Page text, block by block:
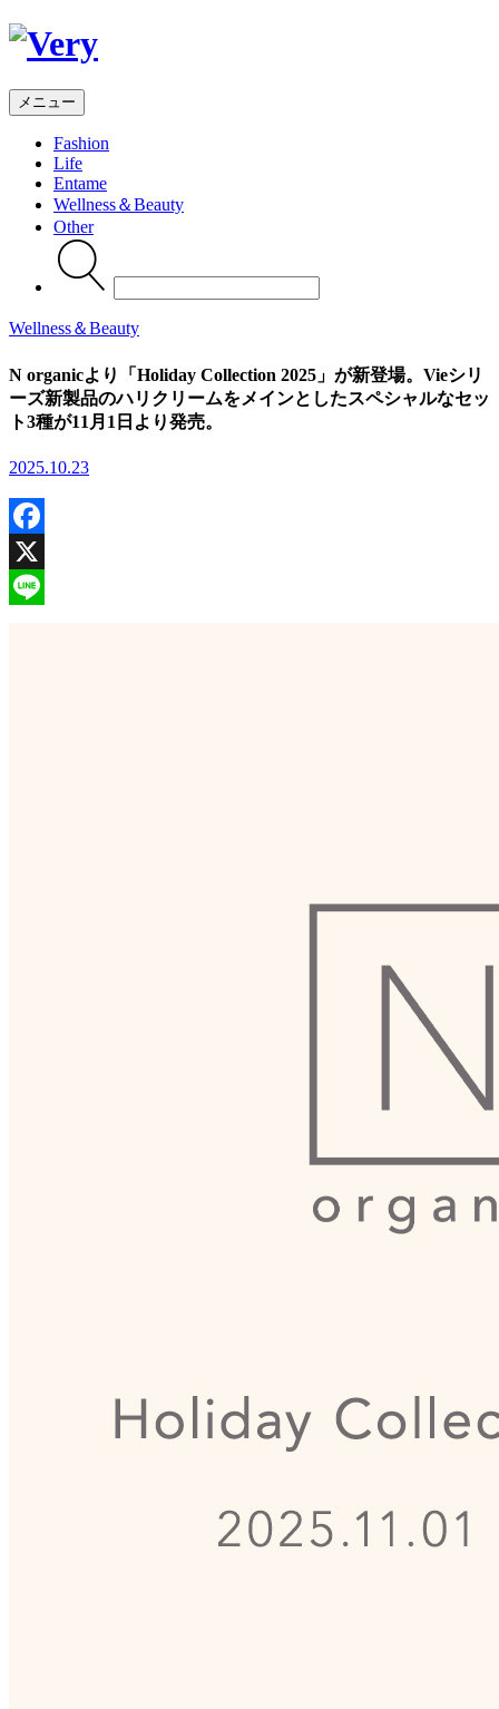
メニュー
Fashion
Life
Entame
Wellness＆Beauty
Other
Search
for:
Wellness＆Beauty
N organicより「Holiday Collection 2025」が新登場。Vieシリ
ーズ新製品のハリクリームをメインとしたスペシャルなセッ
ト3種が11月1日より発売。
2025.10.23
Facebook
X